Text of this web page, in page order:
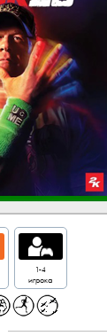
1-4
игрока